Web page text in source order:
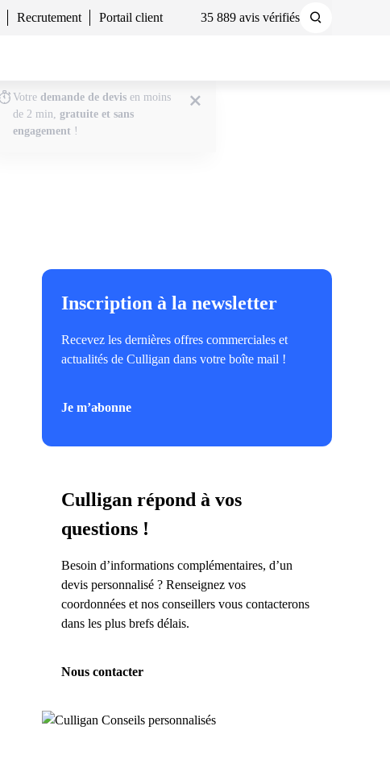
Recrutement Portail client 35 889 avis vérifiés
Votre demande de devis en moins
de 2 min, gratuite et sans
engagement !
Inscription à la newsletter
Recevez les dernières offres commerciales et
actualités de Culligan dans votre boîte mail !
Je m’abonne
Culligan répond à vos
questions !
Besoin d’informations complémentaires, d’un
devis personnalisé ? Renseignez vos
coordonnées et nos conseillers vous contacterons
dans les plus brefs délais.
Nous contacter